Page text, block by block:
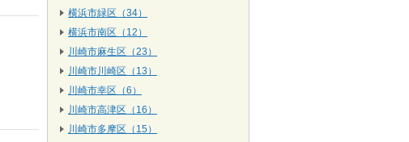
横浜市緑区（34）
横浜市南区（12）
川崎市麻生区（23）
川崎市川崎区（13）
川崎市幸区（6）
川崎市高津区（16）
川崎市多摩区（15）